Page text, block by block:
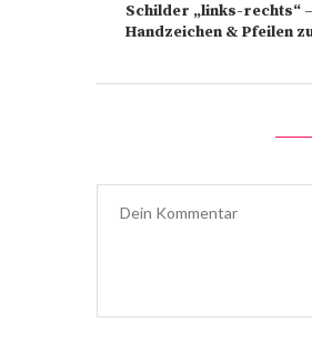
Schilder „links-rechts“
Handzeichen & Pfeilen